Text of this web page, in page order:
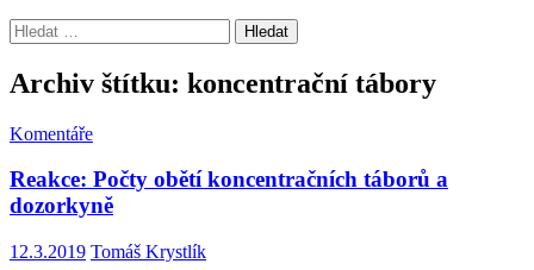
Vyhledávání
Archiv štítku: koncentrační tábory
Komentáře
Reakce: Počty obětí koncentračních táborů a
dozorkyně
12.3.2019 Tomáš Krystlík